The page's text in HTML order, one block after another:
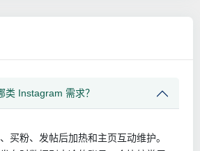
类 Instagram 需求？
买粉、发帖后加热和主页互动维护。